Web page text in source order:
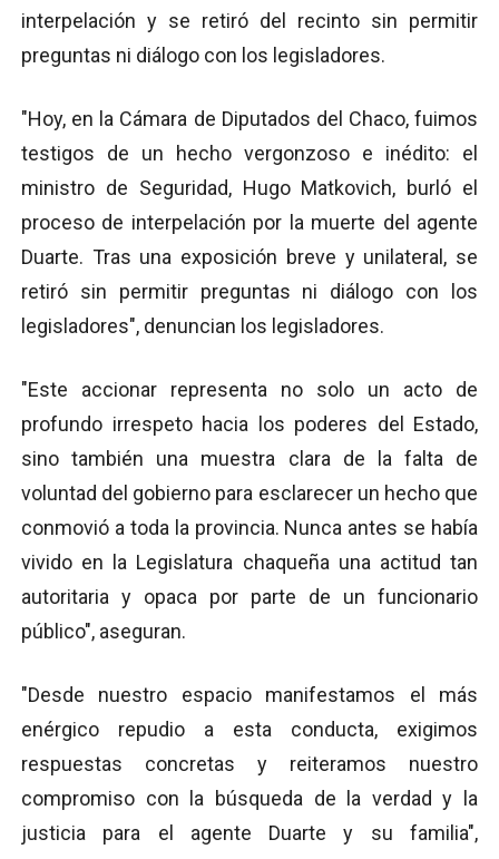
interpelación y se retiró del recinto sin permitir
preguntas ni diálogo con los legisladores.
"Hoy, en la Cámara de Diputados del Chaco, fuimos
testigos de un hecho vergonzoso e inédito: el
ministro de Seguridad, Hugo Matkovich, burló el
proceso de interpelación por la muerte del agente
Duarte. Tras una exposición breve y unilateral, se
retiró sin permitir preguntas ni diálogo con los
legisladores", denuncian los legisladores.
"Este accionar representa no solo un acto de
profundo irrespeto hacia los poderes del Estado,
sino también una muestra clara de la falta de
voluntad del gobierno para esclarecer un hecho que
conmovió a toda la provincia. Nunca antes se había
vivido en la Legislatura chaqueña una actitud tan
autoritaria y opaca por parte de un funcionario
público", aseguran.
"Desde nuestro espacio manifestamos el más
enérgico repudio a esta conducta, exigimos
respuestas concretas y reiteramos nuestro
compromiso con la búsqueda de la verdad y la
justicia para el agente Duarte y su familia",